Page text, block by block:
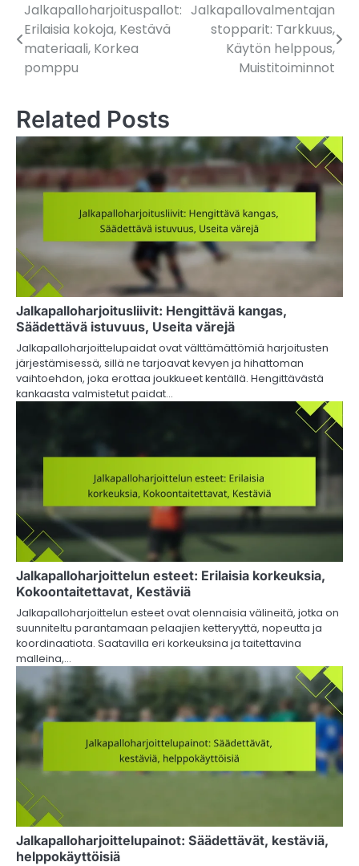
Post
navigation
Jalkapalloharjoituspallot:
Erilaisia kokoja, Kestävä
materiaali, Korkea
pomppu
Jalkapallovalmentajan
stopparit: Tarkkuus,
Käytön helppous,
Muistitoiminnot
Related Posts
Jalkapalloharjoitusliivit: Hengittävä kangas,
Säädettävä istuvuus, Useita värejä
Jalkapalloharjoittelupaidat ovat välttämättömiä harjoitusten
järjestämisessä, sillä ne tarjoavat kevyen ja hihattoman
vaihtoehdon, joka erottaa joukkueet kentällä. Hengittävästä
kankaasta valmistetut paidat…
Jalkapalloharjoittelun esteet: Erilaisia korkeuksia,
Kokoontaitettavat, Kestäviä
Jalkapalloharjoittelun esteet ovat olennaisia välineitä, jotka on
suunniteltu parantamaan pelaajien ketteryyttä, nopeutta ja
koordinaatiota. Saatavilla eri korkeuksina ja taitettavina
malleina,…
Jalkapalloharjoittelupainot: Säädettävät, kestäviä,
helppokäyttöisiä